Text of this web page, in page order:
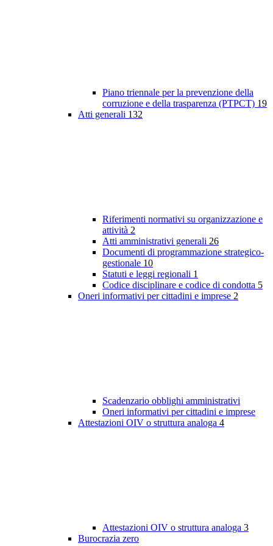
Piano triennale per la prevenzione della
corruzione e della trasparenza (PTPCT) 19
Atti generali 132
Riferimenti normativi su organizzazione e
attività 2
Atti amministrativi generali 26
Documenti di programmazione strategico-
gestionale 10
Statuti e leggi regionali 1
Codice disciplinare e codice di condotta 5
Oneri informativi per cittadini e imprese 2
Scadenzario obblighi amministrativi
Oneri informativi per cittadini e imprese
Attestazioni OIV o struttura analoga 4
Attestazioni OIV o struttura analoga 3
Burocrazia zero